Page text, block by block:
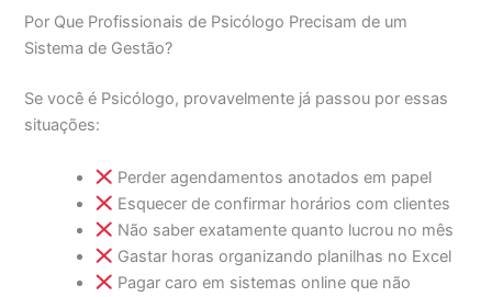
Por Que Profissionais de Psicólogo Precisam de um
Sistema de Gestão?
Se você é Psicólogo, provavelmente já passou por essas
situações:
Perder agendamentos anotados em papel
Esquecer de confirmar horários com clientes
Não saber exatamente quanto lucrou no mês
Gastar horas organizando planilhas no Excel
Pagar caro em sistemas online que não